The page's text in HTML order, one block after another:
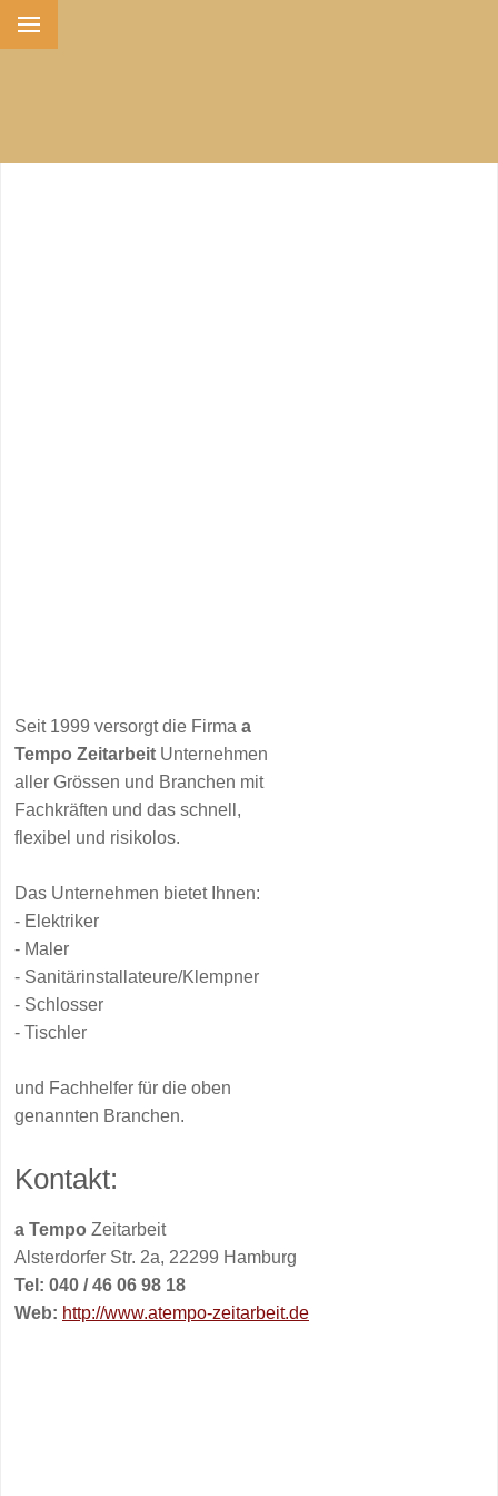
Seit 1999 versorgt die Firma a
Tempo Zeitarbeit Unternehmen
aller Grössen und Branchen mit
Fachkräften und das schnell,
flexibel und risikolos.
Das Unternehmen bietet Ihnen:
- Elektriker
- Maler
- Sanitärinstallateure/Klempner
- Schlosser
- Tischler
und Fachhelfer für die oben
genannten Branchen.
Kontakt:
a Tempo Zeitarbeit
Alsterdorfer Str. 2a, 22299 Hamburg
Tel: 040 / 46 06 98 18
Web: http://www.atempo-zeitarbeit.de